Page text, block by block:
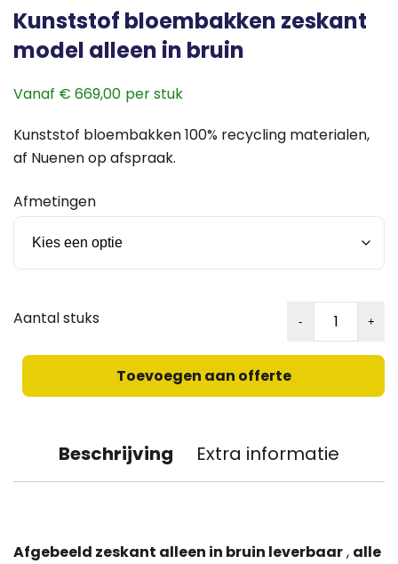
Kunststof bloembakken zeskant
model alleen in bruin
Vanaf € 669,00
Kunststof bloembakken 100% recycling materialen,
af Nuenen op afspraak.
Afmetingen
Kunststof
zeskant
model
bruin
Toevoegen aan offerte
Beschrijving Extra informatie
Afgebeeld zeskant alleen in bruin leverbaar, alle